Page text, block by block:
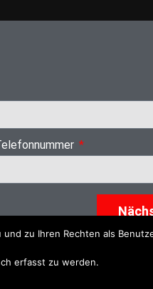
zu Ihren Rechten als
erfasst zu werden.